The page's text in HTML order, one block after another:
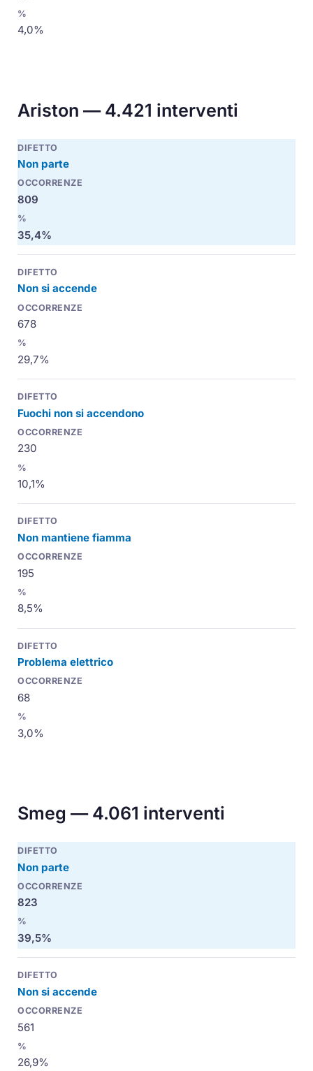
4,0%
Ariston — 4.421 interventi
Non parte
809
35,4%
Non si accende
678
29,7%
Fuochi non si accendono
230
10,1%
Non mantiene fiamma
195
8,5%
Problema elettrico
68
3,0%
Smeg — 4.061 interventi
Non parte
823
39,5%
Non si accende
561
26,9%